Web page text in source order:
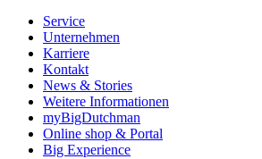
Service
Unternehmen
Karriere
Kontakt
News & Stories
Weitere Informationen
myBigDutchman
Online shop & Portal
Big Experience